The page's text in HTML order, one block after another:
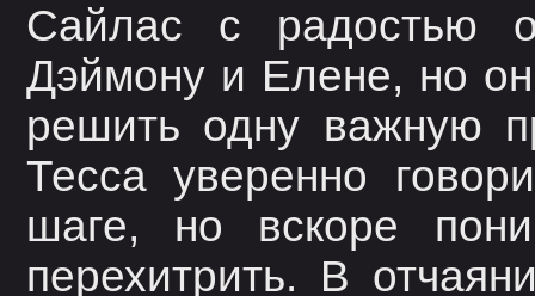
Сайлас с радостью
Дэймону и Елене, но
решить одну важную
Тесса уверенно
шаге, но вскоре
перехитрить. В